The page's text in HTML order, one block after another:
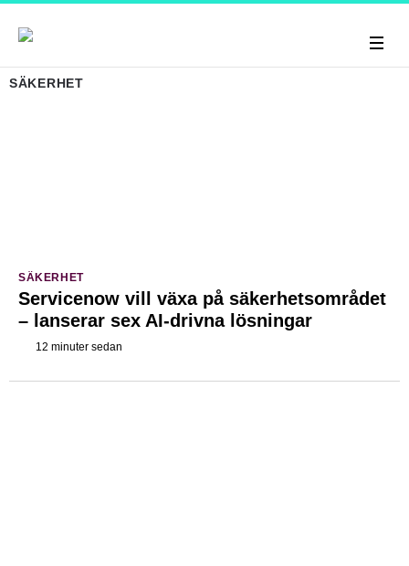
SÄKERHET
SÄKERHET
Servicenow vill växa på säkerhetsområdet
– lanserar sex AI-drivna lösningar
12 minuter sedan